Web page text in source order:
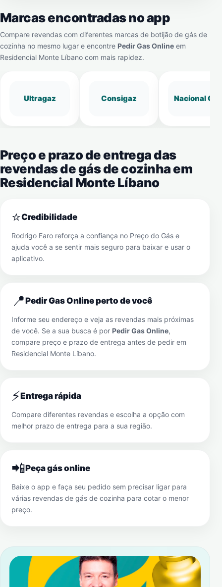
Marcas encontradas no app
Compare revendas com diferentes marcas de botijão de gás de
cozinha no mesmo lugar e encontre Pedir Gas Online em
Residencial Monte Líbano com mais rapidez.
Ultragaz Consigaz Nacional Gás
Preço e prazo de entrega das
revendas de gás de cozinha em
Residencial Monte Líbano
⭐Credibilidade
Rodrigo Faro reforça a confiança no Preço do Gás e
ajuda você a se sentir mais seguro para baixar e usar o
aplicativo.
📍Pedir Gas Online perto de você
Informe seu endereço e veja as revendas mais próximas
de você. Se a sua busca é por Pedir Gas Online,
compare preço e prazo de entrega antes de pedir em
Residencial Monte Líbano.
⚡Entrega rápida
Compare diferentes revendas e escolha a opção com
melhor prazo de entrega para a sua região.
📲Peça gás online
Baixe o app e faça seu pedido sem precisar ligar para
várias revendas de gás de cozinha para cotar o menor
preço.